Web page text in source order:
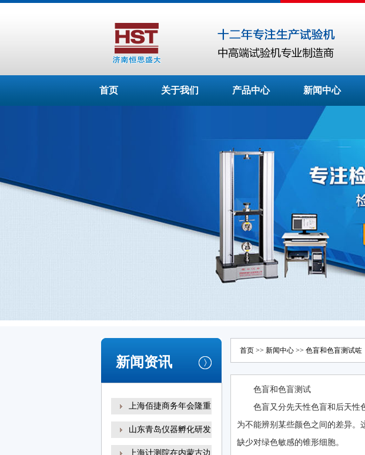
首页 关于我们 产品中心 新闻中心
新闻资讯
上海佰捷商务年会隆重
山东青岛仪器孵化研发
上海计测院在内蒙古边
首页 >> 新闻中心 >> 色盲和色盲测试咗
色盲和色盲测试
色盲又分先天性色盲和后天性
为不能辨别某些颜色之间的差异。
缺少对绿色敏感的锥形细胞。